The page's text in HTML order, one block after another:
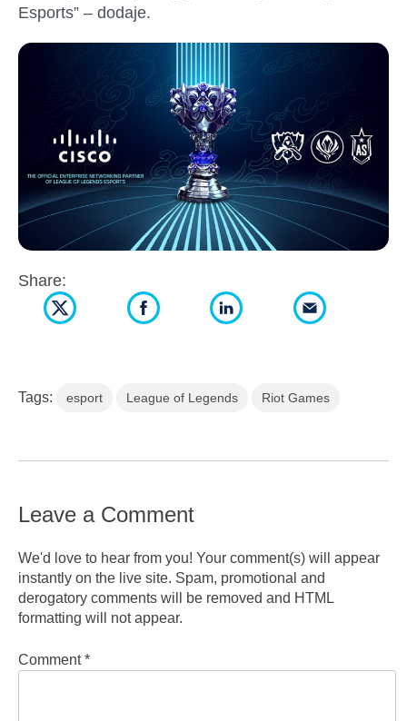
Esports” – dodaje.
Share:
Tags: esport League of Legends Riot Games
Leave a Comment
We'd love to hear from you! Your comment(s) will appear
instantly on the live site. Spam, promotional and
derogatory comments will be removed and HTML
formatting will not appear.
Comment*